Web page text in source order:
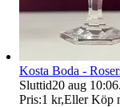
Kosta Boda -
Sluttid20 aug 10:06.
Pris:1 kr,Eller Köp